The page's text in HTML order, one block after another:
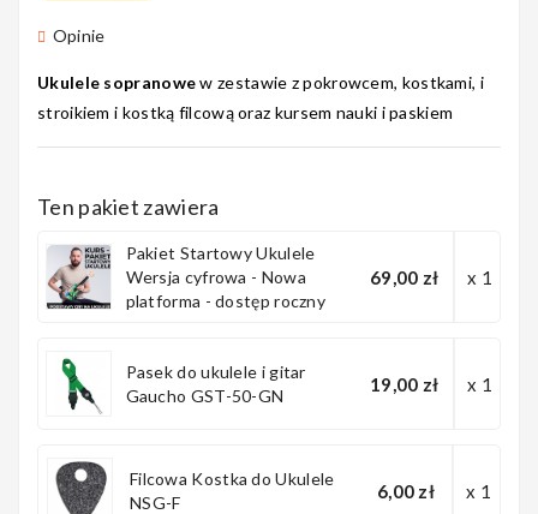
Instrumenty
Dla Dzieci
Akcesoria
Opinie
Ukulele sopranowew zestawie z pokrowcem, kostkami, i
stroikiem i kostką filcową oraz kursem nauki i paskiem
Ten pakiet zawiera
Pakiet Startowy Ukulele
Wersja cyfrowa - Nowa
platforma - dostęp roczny
69,00 zł x 1
Pasek do ukulele i gitar
Gaucho GST-50-GN
19,00 zł x 1
Filcowa Kostka do Ukulele
NSG-F
6,00 zł x 1